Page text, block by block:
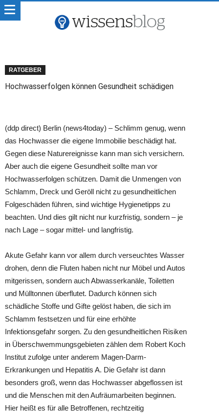
RATGEBER
Hochwasserfolgen können Gesundheit schädigen
(ddp direct) Berlin (news4today) – Schlimm genug, wenn
das Hochwasser die eigene Immobilie beschädigt hat.
Gegen diese Naturereignisse kann man sich versichern.
Aber auch die eigene Gesundheit sollte man vor
Hochwasserfolgen schützen. Damit die Unmengen von
Schlamm, Dreck und Geröll nicht zu gesundheitlichen
Folgeschäden führen, sind wichtige Hygienetipps zu
beachten. Und dies gilt nicht nur kurzfristig, sondern – je
nach Lage – sogar mittel- und langfristig.
Akute Gefahr kann vor allem durch verseuchtes Wasser
drohen, denn die Fluten haben nicht nur Möbel und Autos
mitgerissen, sondern auch Abwasserkanäle, Toiletten
und Mülltonnen überflutet. Dadurch können sich
schädliche Stoffe und Gifte gelöst haben, die sich im
Schlamm festsetzen und für eine erhöhte
Infektionsgefahr sorgen. Zu den gesundheitlichen Risiken
in Überschwemmungsgebieten zählen dem Robert Koch
Institut zufolge unter anderem Magen-Darm-
Erkrankungen und Hepatitis A. Die Gefahr ist dann
besonders groß, wenn das Hochwasser abgeflossen ist
und die Menschen mit den Aufräumarbeiten beginnen.
Hier heißt es für alle Betroffenen, rechtzeitig